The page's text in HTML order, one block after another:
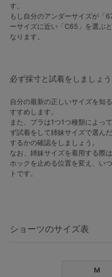
す。
もし自分のアンダーサイズが「
ーサイズに近い「C65」を選ぶ
なります。
必ず採寸と試着をしましょう
自分の最新の正しいサイズを知
すすめします。
また、ブラは1つ1つ種類によっ
ず試着をして姉妹サイズで選ん
するかの確認をしましょう。
なお、姉妹サイズを着用する際
ホックを止める位置を変え、い
トです。
ショーツのサイズ表
M